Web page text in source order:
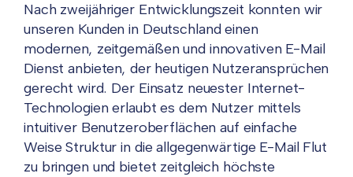
Nach zweijähriger Entwicklungszeit konnten wir
unseren Kunden in Deutschland einen
modernen, zeitgemäßen und innovativen E-Mail
Dienst anbieten, der heutigen Nutzeransprüchen
gerecht wird. Der Einsatz neuester Internet-
Technologien erlaubt es dem Nutzer mittels
intuitiver Benutzeroberflächen auf einfache
Weise Struktur in die allgegenwärtige E-Mail Flut
zu bringen und bietet zeitgleich höchste